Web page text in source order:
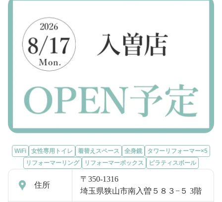
WiFi 女性専用トイレ 着替えスペース 全身鏡
タワーリフォーマー×5
リフォーマーリング
リフォーマーボックス ピラティスボール
住所
〒350-1316
埼玉県狭山市南入曽５８３−５ 3階